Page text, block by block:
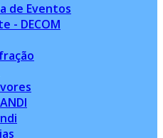
de Eventos
- DECOM